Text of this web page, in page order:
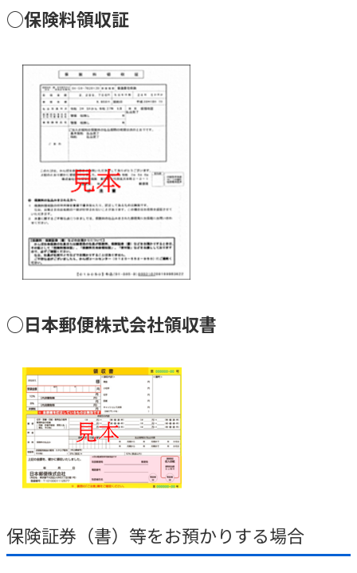
マイページでできること
新規登録
ログイン
ご契約内容の確認
お客さまに関する情報等の確認の取り組み
かんぽプラチナライフサービス
ご契約のしおり・約款（Web約款）
保険用語集
お問い合わせ
お見積りシミュレーション
保険の探し方のポイント
保険かんたん診断
これからのライフイベントでかかる費用とは？
保険料のお払込方法
保険用語集
お問い合わせ
保険
お金
子育て
ライフプラン
健康情報
かんぽアプリ～かんぽの健康と安心を手のひらに～
すこやか健康ラボ
ラジオ体操・みんなの体操
ラジオ体操ポータルサイト
ご挨拶
会社概要
財務情報
株主・投資家のみなさまへ
日本郵政グループとしての取り組み
採用情報
CM・オウンドメディア／ソーシャルメディア
かんぽ生命のサステナビリティ
サステナビリティ
株主・投資家のみなさまへ
採用情報
English
○保険料領収証
○日本郵便株式会社領収書
保険証券（書）等をお預かりする場合